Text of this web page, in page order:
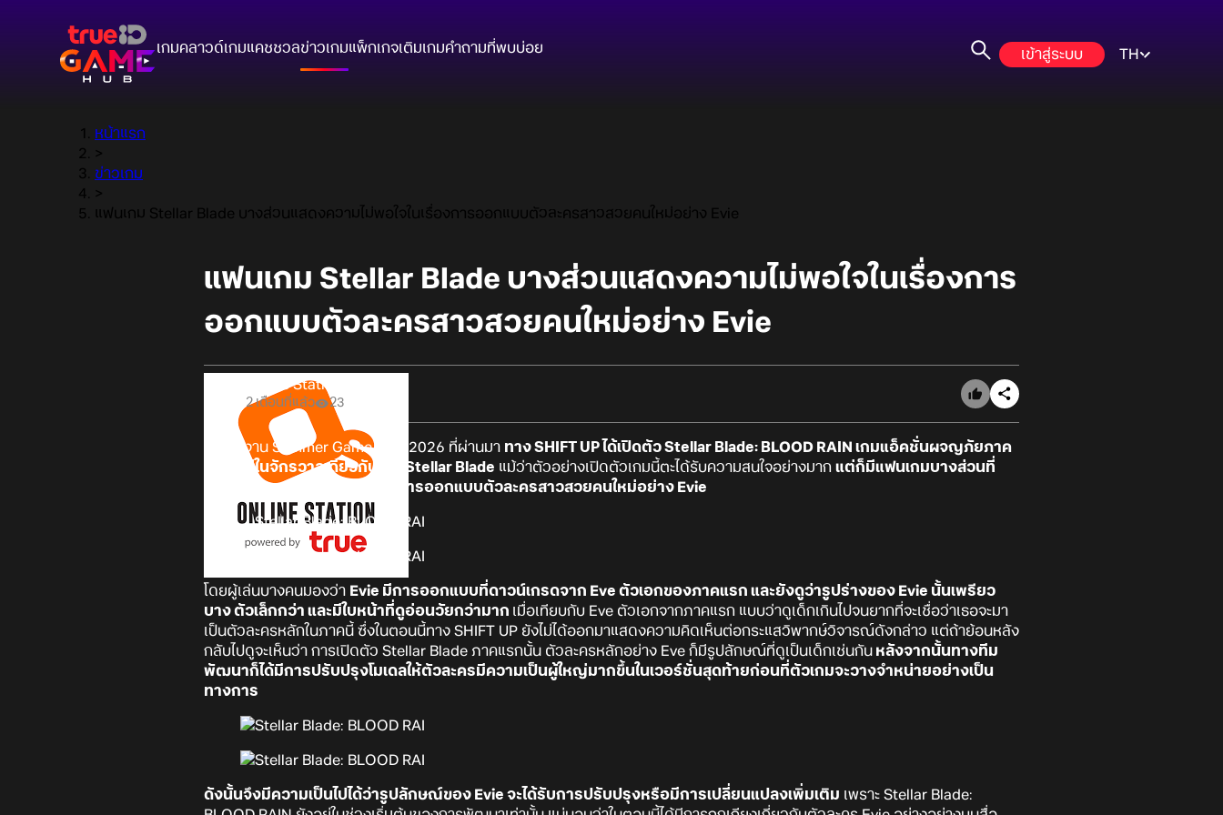
เกมคลาวด์เกมแคชชวลข่าวเกมแพ็กเกจเติมเกมคำถามที่พบบ่อย เข้าสู่ระบบ TH
หน้าแรก
>
ข่าวเกม
>
แฟนเกม Stellar Blade บางส่วนแสดงความไม่พอใจในเรื่องการออกแบบตัวละครสาวสวยคนใหม่อย่าง Evie
แฟนเกม Stellar Blade บางส่วนแสดงความไม่พอใจในเรื่องการ
ออกแบบตัวละครสาวสวยคนใหม่อย่าง Evie
Online Station
2 เดือนที่แล้ว 23
ภายในงาน Summer Game Fest 2026 ที่ผ่านมา ทาง SHIFT UP ได้เปิดตัวStellar Blade: BLOOD RAIN เกมแอ็คชั่นผจญภัยภาค
ต่อที่อยู่ในจักรวาลเดียวกับเกม Stellar Blade แม้ว่าตัวอย่างเปิดตัวเกมนี้ตะได้รับความสนใจอย่างมาก แต่ก็มีแฟนเกมบางส่วนที่
ออกมาแสดงความไม่พอใจกับการออกแบบตัวละครสาวสวยคนใหม่อย่าง Evie
โดยผู้เล่นบางคนมองว่า Evie มีการออกแบบที่ดาวน์เกรดจาก Eve ตัวเอกของภาคแรก และยังดูว่ารูปร่างของ Evie นั้นเพรียว
บาง ตัวเล็กกว่า และมีใบหน้าที่ดูอ่อนวัยกว่ามาก เมื่อเทียบกับ Eve ตัวเอกจากภาคแรก แบบว่าดูเด็กเกินไปจนยากที่จะเชื่อว่าเธอจะมา
เป็นตัวละครหลักในภาคนี้ ซึ่งในตอนนี้ทาง SHIFT UP ยังไม่ได้ออกมาแสดงความคิดเห็นต่อกระแสวิพากษ์วิจารณ์ดังกล่าว แต่ถ้าย้อนหลัง
กลับไปดูจะเห็นว่า การเปิดตัว Stellar Blade ภาคแรกนั้น ตัวละครหลักอย่าง Eve ก็มีรูปลักษณ์ที่ดูเป็นเด็กเช่นกัน หลังจากนั้นทางทีม
พัฒนาก็ได้มีการปรับปรุงโมเดลให้ตัวละครมีความเป็นผู้ใหญ่มากขึ้นในเวอร์ชั่นสุดท้ายก่อนที่ตัวเกมจะวางจำหน่ายอย่างเป็น
ทางการ
ดังนั้นจึงมีความเป็นไปได้ว่ารูปลักษณ์ของ Evie จะได้รับการปรับปรุงหรือมีการเปลี่ยนแปลงเพิ่มเติม เพราะ Stellar Blade: